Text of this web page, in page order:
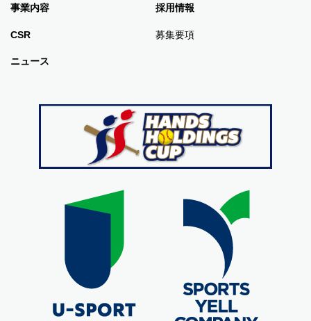
事業内容
CSR
ニュース
採用情報
募集要項